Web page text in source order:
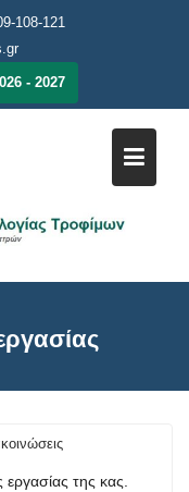
108-121
- 2027
της κας.